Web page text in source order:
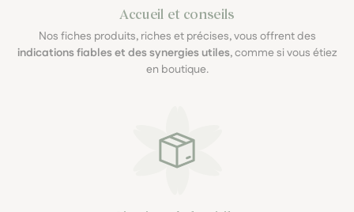
Accueil et conseils
Nos fiches produits, riches et précises, vous offrent des
indications fiables et des synergies utiles, comme si vous étiez
en boutique.